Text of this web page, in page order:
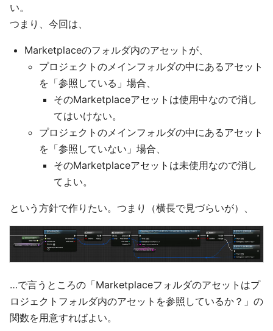
い。
つまり、今回は、
Marketplaceのフォルダ内のアセットが、
プロジェクトのメインフォルダの中にあるアセット
を「参照している」場合、
そのMarketplaceアセットは使用中なので消し
てはいけない。
プロジェクトのメインフォルダの中にあるアセット
を「参照していない」場合、
そのMarketplaceアセットは未使用なので消し
てよい。
という方針で作りたい。つまり（横長で見づらいが）、
…で言うところの「Marketplaceフォルダのアセットはプ
ロジェクトフォルダ内のアセットを参照しているか？」の
関数を用意すればよい。